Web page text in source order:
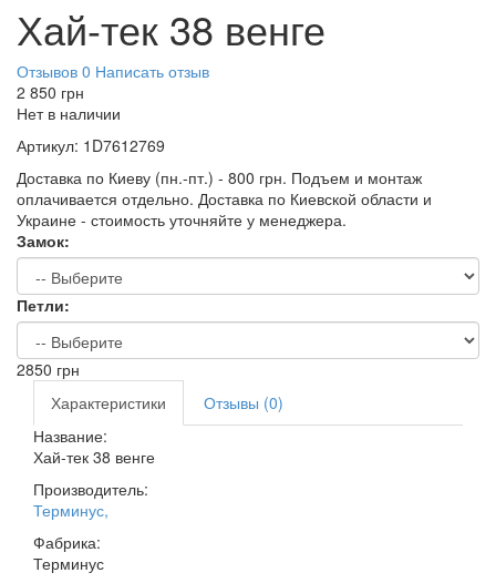
Хай-тек 38 венге
Отзывов 0 Написать отзыв
2 850 грн
Нет в наличии
Артикул: 1D7612769
Доставка по Киеву (пн.-пт.) - 800 грн. Подъем и монтаж
оплачивается отдельно. Доставка по Киевской области и
Украине - стоимость уточняйте у менеджера.
Замок:
Петли:
2850 грн
Характеристики
Отзывы (0)
Название:
Хай-тек 38 венге
Производитель:
Терминус,
Фабрика:
Терминус